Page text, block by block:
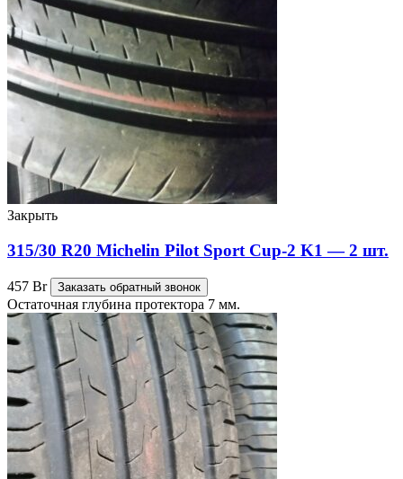
Закрыть
315/30 R20 Michelin Pilot Sport Cup-2 K1 — 2 шт.
457 Br Заказать обратный звонок
Остаточная глубина протектора 7 мм.